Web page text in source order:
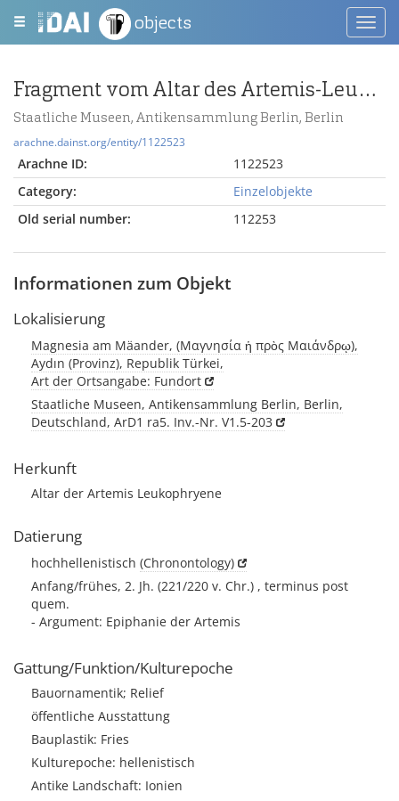
objects
Fragment vom Altar des Artemis-Leukophryene-Tempels in Magnesia am Mäander
Staatliche Museen, Antikensammlung Berlin, Berlin
arachne.dainst.org/entity/1122523
Arachne ID:
1122523
Category:
Einzelobjekte
Old serial number:
112253
Informationen zum Objekt
Lokalisierung
Magnesia am Mäander, (Μαγνησία ἡ πρὸς Μαιάνδρῳ),
Aydın (Provinz), Republik Türkei,
Art der Ortsangabe: Fundort
Staatliche Museen, Antikensammlung Berlin, Berlin,
Deutschland, ArD1 ra5. Inv.-Nr. V1.5-203
Herkunft
Altar der Artemis Leukophryene
Datierung
hochhellenistisch (Chronontology)
Anfang/frühes, 2. Jh. (221/220 v. Chr.) , terminus post
quem.
- Argument: Epiphanie der Artemis
Gattung/Funktion/Kulturepoche
Bauornamentik; Relief
öffentliche Ausstattung
Bauplastik: Fries
Kulturepoche: hellenistisch
Antike Landschaft: Ionien